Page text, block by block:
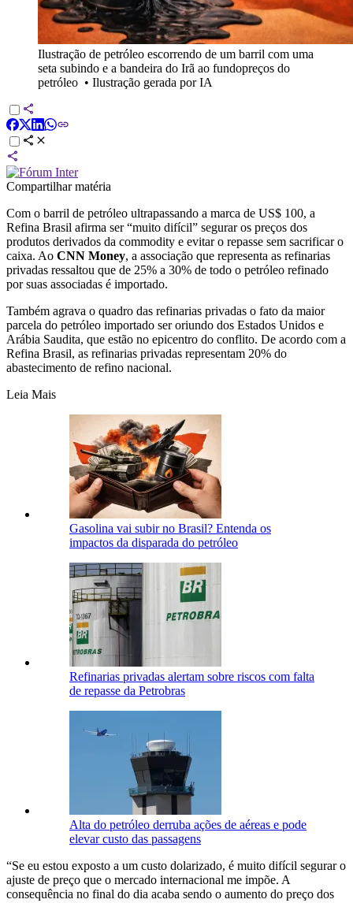
Ilustração de petróleo escorrendo de um barril com uma
seta subindo e a bandeira do Irã ao fundopreços do
petróleo • Ilustração gerada por IA
Compartilhar matéria
Com o barril de petróleo ultrapassando a marca de US$ 100, a
Refina Brasil afirma ser “muito difícil” segurar os preços dos
produtos derivados da commodity e evitar o repasse sem sacrificar o
caixa. Ao CNN Money, a associação que representa as refinarias
privadas ressaltou que de 25% a 30% de todo o petróleo refinado
por suas associadas é importado.
Também agrava o quadro das refinarias privadas o fato da maior
parcela do petróleo importado ser oriundo dos Estados Unidos e
Arábia Saudita, que estão no epicentro do conflito. De acordo com a
Refina Brasil, as refinarias privadas representam 20% do
abastecimento de refino nacional.
Leia Mais
Gasolina vai subir no Brasil? Entenda os
impactos da disparada do petróleo
Refinarias privadas alertam sobre riscos com falta
de repasse da Petrobras
Alta do petróleo derruba ações de aéreas e pode
elevar custo das passagens
“Se eu estou exposto a um custo dolarizado, é muito difícil segurar o
ajuste de preço que o mercado internacional me impõe. A
consequência no final do dia acaba sendo o aumento do preço dos